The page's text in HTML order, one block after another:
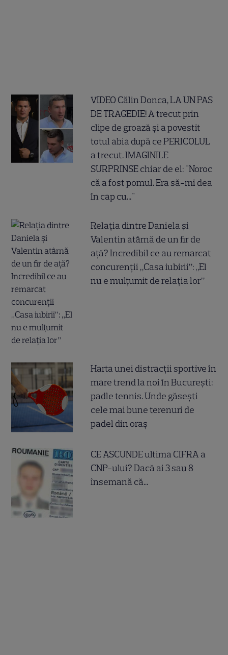
VIDEO Călin Donca, LA UN PAS
DE TRAGEDIE! A trecut prin
clipe de groază și a povestit
totul abia după ce PERICOLUL
a trecut. IMAGINILE
SURPRINSE chiar de el: "Noroc
că a fost pomul. Era să-mi dea
în cap cu..."
Relația dintre Daniela și
Valentin atârnă de un fir de
ață? Incredibil ce au remarcat
concurenții „Casa iubirii”: „El
nu e mulțumit de relația lor”
Harta unei distracții sportive în
mare trend la noi în București:
padle tennis. Unde găsești
cele mai bune terenuri de
padel din oraș
CE ASCUNDE ultima CIFRA a
CNP-ului? Dacă ai 3 sau 8
însemană că...